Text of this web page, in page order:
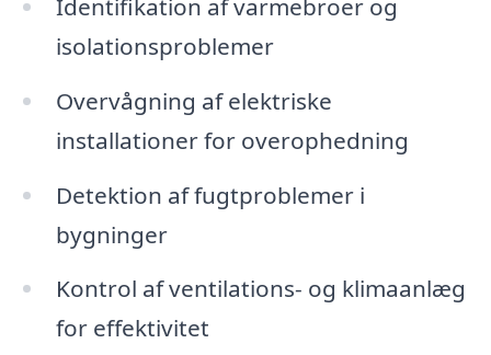
Identifikation af varmebroer og
isolationsproblemer
Overvågning af elektriske
installationer for overophedning
Detektion af fugtproblemer i
bygninger
Kontrol af ventilations- og klimaanlæg
for effektivitet